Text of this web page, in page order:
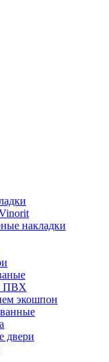
накладки
ПВХ
экошпон
двери